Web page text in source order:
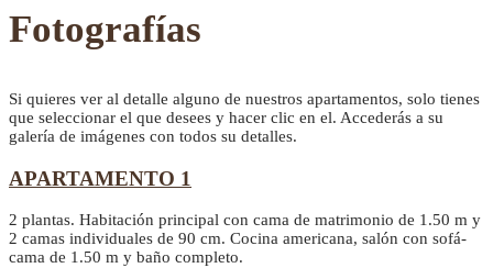
Fotografías
Si quieres ver al detalle alguno de nuestros apartamentos, solo tienes
que seleccionar el que desees y hacer clic en el. Accederás a su
galería de imágenes con todos su detalles.
APARTAMENTO 1
2 plantas. Habitación principal con cama de matrimonio de 1.50 m y
2 camas individuales de 90 cm. Cocina americana, salón con sofá-
cama de 1.50 m y baño completo.